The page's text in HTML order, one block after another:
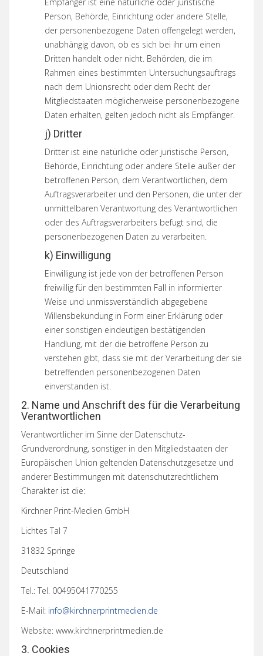
Person, Behörde, Einrichtung oder andere Stelle,
der personenbezogene Daten offengelegt werden,
unabhängig davon, ob es sich bei ihr um einen
Dritten handelt oder nicht. Behörden, die im
Rahmen eines bestimmten Untersuchungsauftrags
nach dem Unionsrecht oder dem Recht der
Mitgliedstaaten möglicherweise personenbezogene
Daten erhalten, gelten jedoch nicht als Empfänger.
j) Dritter
Dritter ist eine natürliche oder juristische Person,
Behörde, Einrichtung oder andere Stelle außer der
betroffenen Person, dem Verantwortlichen, dem
Auftragsverarbeiter und den Personen, die unter der
unmittelbaren Verantwortung des Verantwortlichen
oder des Auftragsverarbeiters befugt sind, die
personenbezogenen Daten zu verarbeiten.
k) Einwilligung
Einwilligung ist jede von der betroffenen Person
freiwillig für den bestimmten Fall in informierter
Weise und unmissverständlich abgegebene
Willensbekundung in Form einer Erklärung oder
einer sonstigen eindeutigen bestätigenden
Handlung, mit der die betroffene Person zu
verstehen gibt, dass sie mit der Verarbeitung der sie
betreffenden personenbezogenen Daten
einverstanden ist.
2. Name und Anschrift des für die Verarbeitung
Verantwortlichen
Verantwortlicher im Sinne der Datenschutz-
Grundverordnung, sonstiger in den Mitgliedstaaten der
Europäischen Union geltenden Datenschutzgesetze und
anderer Bestimmungen mit datenschutzrechtlichem
Charakter ist die:
Kirchner Print-Medien GmbH
Lichtes Tal 7
31832 Springe
Deutschland
Tel.: Tel. 00495041770255
E-Mail: info@kirchnerprintmedien.de
Website: www.kirchnerprintmedien.de
3. Cookies